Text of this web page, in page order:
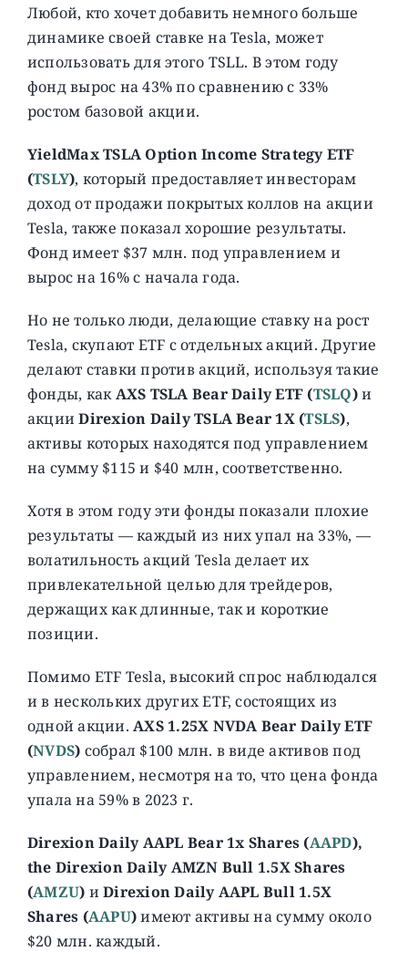
Любой, кто хочет добавить немного больше
динамике своей ставке на Tesla, может
использовать для этого TSLL. В этом году
фонд вырос на 43% по сравнению с 33%
ростом базовой акции.
YieldMax TSLA Option Income Strategy ETF
(TSLY), который предоставляет инвесторам
доход от продажи покрытых коллов на акции
Tesla, также показал хорошие результаты.
Фонд имеет $37 млн. под управлением и
вырос на 16% с начала года.
Но не только люди, делающие ставку на рост
Tesla, скупают ETF с отдельных акций. Другие
делают ставки против акций, используя такие
фонды, какAXS TSLA Bear Daily ETF (TSLQ)и
акцииDirexion Daily TSLA Bear 1X (TSLS),
активы которых находятся под управлением
на сумму $115 и $40 млн, соответственно.
Хотя в этом году эти фонды показали плохие
результаты — каждый из них упал на 33%, —
волатильность акций Tesla делает их
привлекательной целью для трейдеров,
держащих как длинные, так и короткие
позиции.
Помимо ETF Tesla, высокий спрос наблюдался
и в нескольких других ETF, состоящих из
одной акции.AXS 1.25X NVDA Bear Daily ETF
(NVDS) собрал $100 млн. в виде активов под
управлением, несмотря на то, что цена фонда
упала на 59% в 2023 г.
Direxion Daily AAPL Bear 1x Shares (AAPD),
the Direxion Daily AMZN Bull 1.5X Shares
(AMZU) иDirexion Daily AAPL Bull 1.5X
Shares (AAPU)имеют активы на сумму около
$20 млн. каждый.